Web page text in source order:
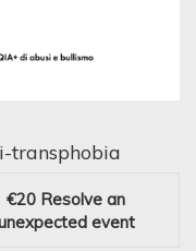
transphobia
€20 Resolve an
event